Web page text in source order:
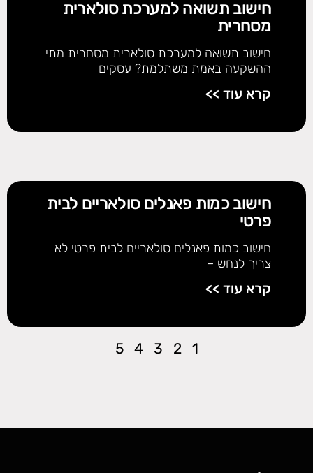
חישוב תשואה למערכת סולארית
מסחרית
חישוב תשואה למערכת סולארית מסחרית מתי
ההשקעה באמת משתלמת? עסקים
קרא עוד >>
חישוב כמות פאנלים סולאריים לבית
פרטי
חישוב כמות פאנלים סולאריים לבית פרטי לא
צריך לנחש –
קרא עוד >>
1
2
3
4
5